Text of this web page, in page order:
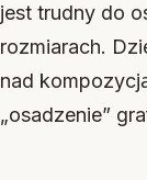
jest trudny do
rozmiarach.
nad
„osadzenie”